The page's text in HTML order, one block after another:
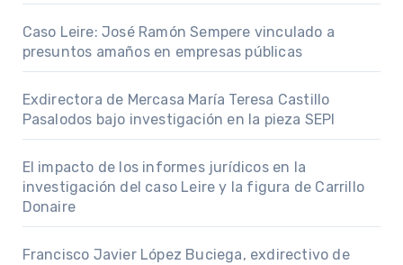
Caso Leire: José Ramón Sempere vinculado a
presuntos amaños en empresas públicas
Exdirectora de Mercasa María Teresa Castillo
Pasalodos bajo investigación en la pieza SEPI
El impacto de los informes jurídicos en la
investigación del caso Leire y la figura de Carrillo
Donaire
Francisco Javier López Buciega, exdirectivo de